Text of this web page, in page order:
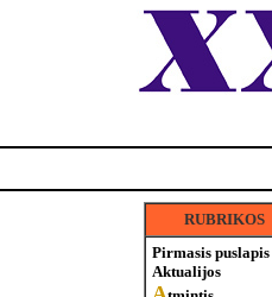
RUBRIKOS
Pirmasis puslapis
Aktualijos